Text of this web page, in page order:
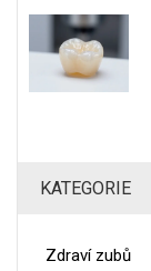
KATEGORIE
Zdraví zubů